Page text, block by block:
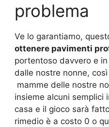
problema
Ve lo garantiamo,
ottenere pavimenti
portentoso davvero e
dalle nostre nonne,
mamme delle nostre
insieme alcuni semplici
casa e il gioco sarà
rimedio è a costo 0 o